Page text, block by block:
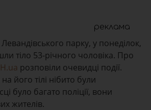
реклама
парку, у понеділок,
тіло 53-річного чоловіка. Про
розповіли очевидці події.
його тілі нібито були
було багато поліції, вони
жителів.